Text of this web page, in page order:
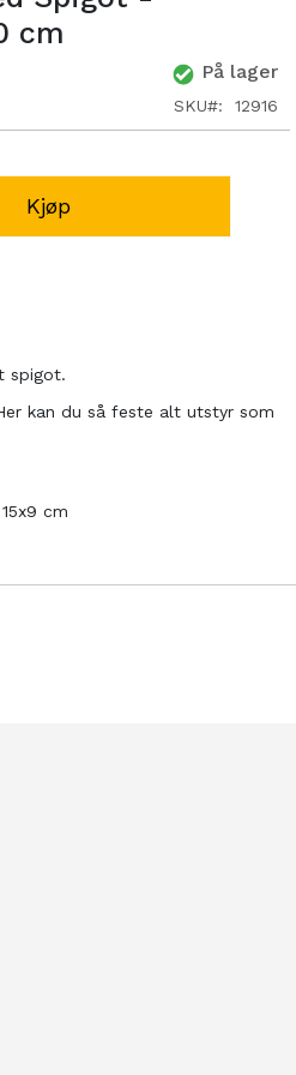
cm
På lager
SKU 12916
Kjøp
spigot.
kan du så feste alt utstyr som
cm